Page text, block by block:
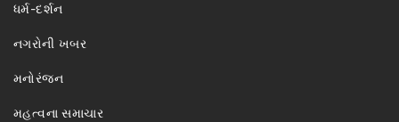
ધર્મ-દર્શન
નગરોની ખબર
મનોરંજન
મહત્વના સમાચાર